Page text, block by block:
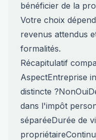
bénéficier de la
Votre choix
revenus attendus
formalités.
Récapitulatif
AspectEntreprise
distincte
dans l'impôt
séparéeDurée de